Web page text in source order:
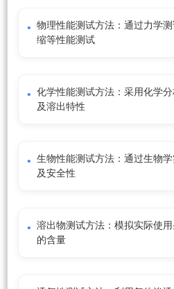
物理性能测试方法：通过力学
缩等性能测试
化学性能测试方法：采用化学
及溶出特性
生物性能测试方法：通过生物
及安全性
溶出物测试方法：模拟实际使
的含量